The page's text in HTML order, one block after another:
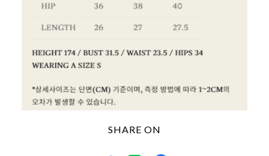
SHARE ON